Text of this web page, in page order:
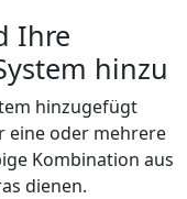
Ihre
hinzu
hinzugefügt
eine oder mehrere
Kombination aus
dienen.